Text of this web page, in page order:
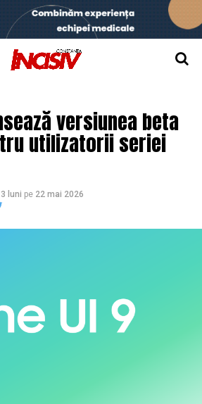
versiunea beta
utilizatorii seriei
luni pe 22 mai 2026